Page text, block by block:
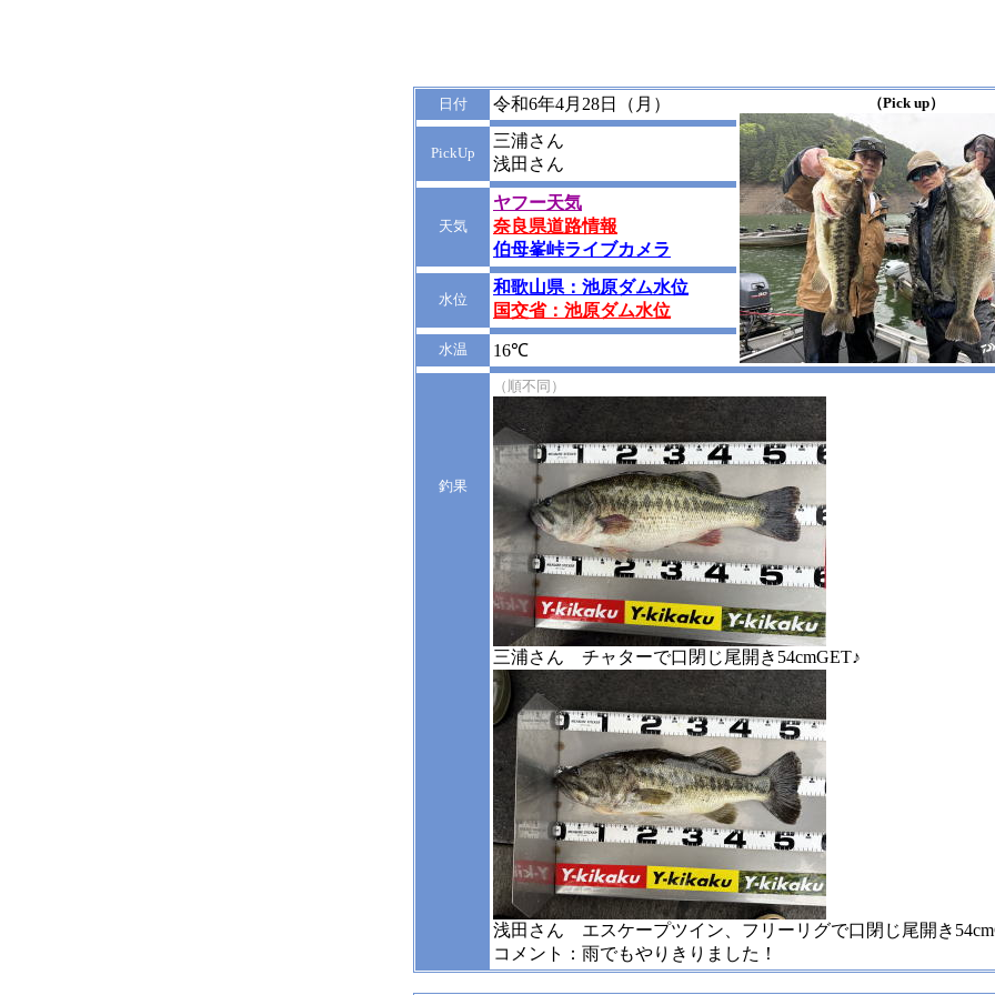
日付 令和6年4月28日（月） （Pick up）
PickUp
三浦さん
浅田さん
天気
ヤフー天気
奈良県道路情報
伯母峯峠ライブカメラ
水位
和歌山県：池原ダム水位
国交省：池原ダム水位
水温 16℃
釣果
（順不同）
三浦さん チャターで口閉じ尾開き54cmGET♪
浅田さん エスケープツイン、フリーリグで口閉じ尾開き
コメント：雨でもやりきりました！